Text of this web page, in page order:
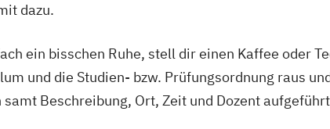
dazu.
ein bisschen Ruhe, stell dir einen Kaffee oder
und die Studien- bzw. Prüfungsordnung raus
Beschreibung, Ort, Zeit und Dozent